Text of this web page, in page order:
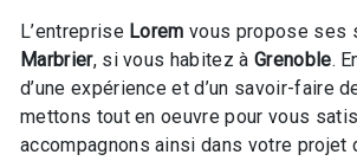
L’entreprise Lorem vous propose ses
Marbrier, si vous habitez à Grenoble.
d’une expérience et d’un savoir-faire
mettons tout en oeuvre pour vous
accompagnons ainsi dans votre projet